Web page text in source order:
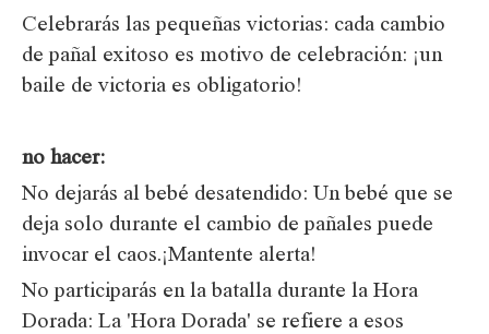
Celebrarás las pequeñas victorias: cada cambio
de pañal exitoso es motivo de celebración: ¡un
baile de victoria es obligatorio!
no hacer:
No dejarás al bebé desatendido: Un bebé que se
deja solo durante el cambio de pañales puede
invocar el caos.¡Mantente alerta!
No participarás en la batalla durante la Hora
Dorada: La 'Hora Dorada' se refiere a esos